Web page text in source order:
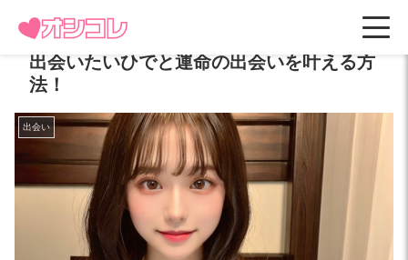
出会いたいひでと運命の出会いを叶える方
法！
出会い